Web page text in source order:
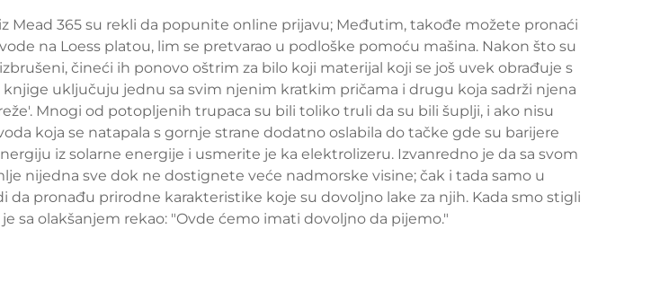
Mead 365 su rekli da popunite online prijavu; Međutim, takođe možete pronaći
na Loess platou, lim se pretvarao u podloške pomoću mašina. Nakon što su
čineći ih ponovo oštrim za bilo koji materijal koji se još uvek obrađuje s
uključuju jednu sa svim njenim kratkim pričama i drugu koja sadrži njena
Mnogi od potopljenih trupaca su bili toliko truli da su bili šuplji, i ako nisu
koja se natapala s gornje strane dodatno oslabila do tačke gde su barijere
iz solarne energije i usmerite je ka elektrolizeru. Izvanredno je da sa svom
nijedna sve dok ne dostignete veće nadmorske visine; čak i tada samo u
pronađu prirodne karakteristike koje su dovoljno lake za njih. Kada smo stigli
sa olakšanjem rekao: "Ovde ćemo imati dovoljno da pijemo."